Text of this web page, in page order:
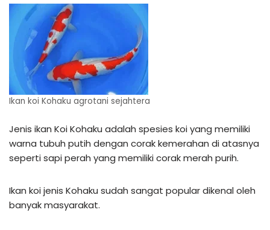
Ikan koi Kohaku agrotani sejahtera
Jenis ikan Koi Kohaku adalah spesies koi yang memiliki
warna tubuh putih dengan corak kemerahan di atasnya
seperti sapi perah yang memiliki corak merah purih.
Ikan koi jenis Kohaku sudah sangat popular dikenal oleh
banyak masyarakat.